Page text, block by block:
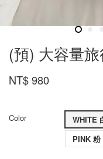
(預) 大容量
NT$ 980
Color WHITE
PINK 粉